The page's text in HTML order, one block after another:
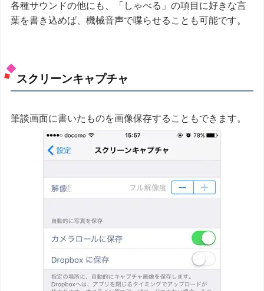
各種サウンドの他にも、「しゃべる」の項目に好きな言
葉を書き込めば、機械音声で喋らせることも可能です。
スクリーンキャプチャ
筆談画面に書いたものを画像保存することもできます。